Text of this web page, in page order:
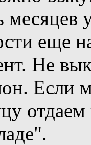
месяцев
еще
Не
Если